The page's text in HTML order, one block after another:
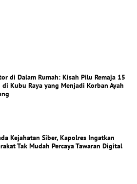
di Dalam Rumah: Kisah Pilu Remaja 15
di Kubu Raya yang Menjadi Korban Ayah
Kejahatan Siber, Kapolres Ingatkan
Tak Mudah Percaya Tawaran Digital